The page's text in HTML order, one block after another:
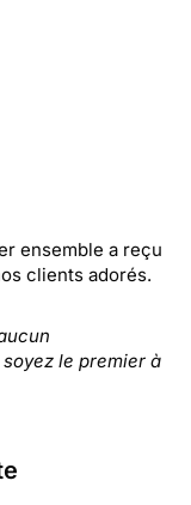
ensemble a reçu
clients adorés.
le premier à